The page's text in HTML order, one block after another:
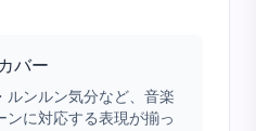
バー
ルンルン気分など、音楽
ンに対応する表現が揃っ